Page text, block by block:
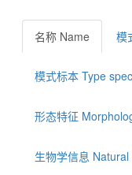
名称 Name 模
模式标本 Type
形态特征
生物学信息